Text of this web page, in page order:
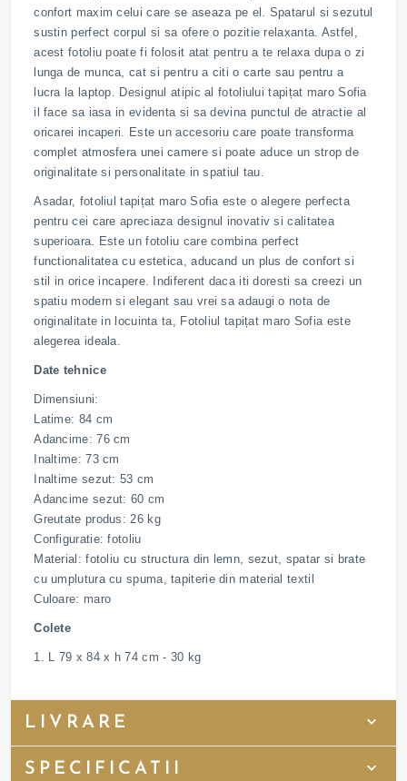
confort maxim celui care se aseaza pe el. Spatarul si sezutul
sustin perfect corpul si sa ofere o pozitie relaxanta. Astfel,
acest fotoliu poate fi folosit atat pentru a te relaxa dupa o zi
lunga de munca, cat si pentru a citi o carte sau pentru a
lucra la laptop. Designul atipic al fotoliului tapițat maro Sofia
il face sa iasa in evidenta si sa devina punctul de atractie al
oricarei incaperi. Este un accesoriu care poate transforma
complet atmosfera unei camere si poate aduce un strop de
originalitate si personalitate in spatiul tau.
Asadar, fotoliul tapițat maro Sofia este o alegere perfecta
pentru cei care apreciaza designul inovativ si calitatea
superioara. Este un fotoliu care combina perfect
functionalitatea cu estetica, aducand un plus de confort si
stil in orice incapere. Indiferent daca iti doresti sa creezi un
spatiu modern si elegant sau vrei sa adaugi o nota de
originalitate in locuinta ta, Fotoliul tapițat maro Sofia este
alegerea ideala.
Date tehnice
Dimensiuni:
Latime: 84 cm
Adancime: 76 cm
Inaltime: 73 cm
Inaltime sezut: 53 cm
Adancime sezut: 60 cm
Greutate produs: 26 kg
Configuratie: fotoliu
Material: fotoliu cu structura din lemn, sezut, spatar si brate
cu umplutura cu spuma, tapiterie din material textil
Culoare: maro
Colete
1. L 79 x 84 x h 74 cm - 30 kg
LIVRARE
SPECIFICATII